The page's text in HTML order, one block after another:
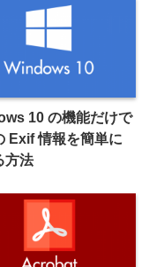
10 の機能だけで
Exif 情報を簡単に
方法